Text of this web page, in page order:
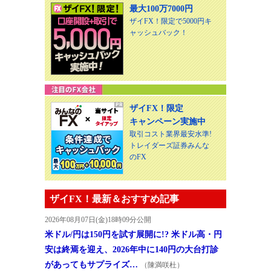
最大100万7000円
ザイFX！限定で5000円キ
ャッシュバック！
ザイFX！限定
キャンペーン実施中
取引コスト業界最安水準!
トレイダーズ証券みんな
のFX
ザイFX！最新＆おすすめ記事
2026年08月07日(金)18時09分公開
米ドル/円は150円を試す展開に!? 米ドル高・円
安は終焉を迎え、2026年中に140円の大台打診
があってもサプライズ…
（陳満咲杜）